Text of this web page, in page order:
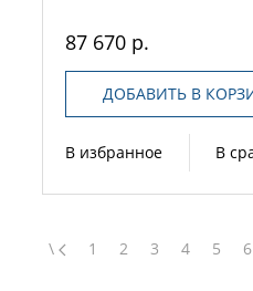
87 670 р.
ДОБАВИТЬ В
В избранное В
\ 1 2 3 4 5 6